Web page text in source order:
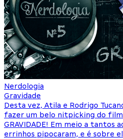
Nerdologia
Gravidade
Desta vez, Atila e Rodrigo
fazer um belo nitpicking do
GRAVIDADE! Em meio a tantos
errinhos pipocaram, e é sobre